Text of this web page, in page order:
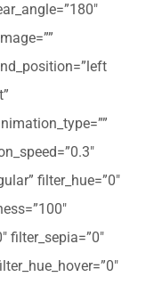
filter_hue=”0″
filter_sepia=”0″